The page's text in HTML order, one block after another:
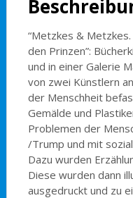
“Metzkes &
den Prinzen”:
und in einer Galerie
von zwei Künstlern
der Menschheit
Gemälde und
Problemen der
/Trump und mit
Dazu wurden
Diese wurden dann
ausgedruckt und zu